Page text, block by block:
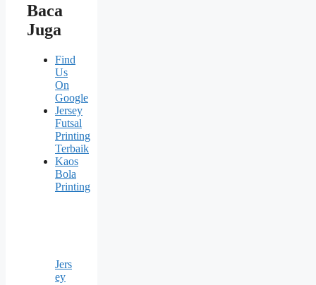
Baca
Juga
Find
Us
On
Google
Jersey
Futsal
Printing
Terbaik
Kaos
Bola
Printing
Jers
ey